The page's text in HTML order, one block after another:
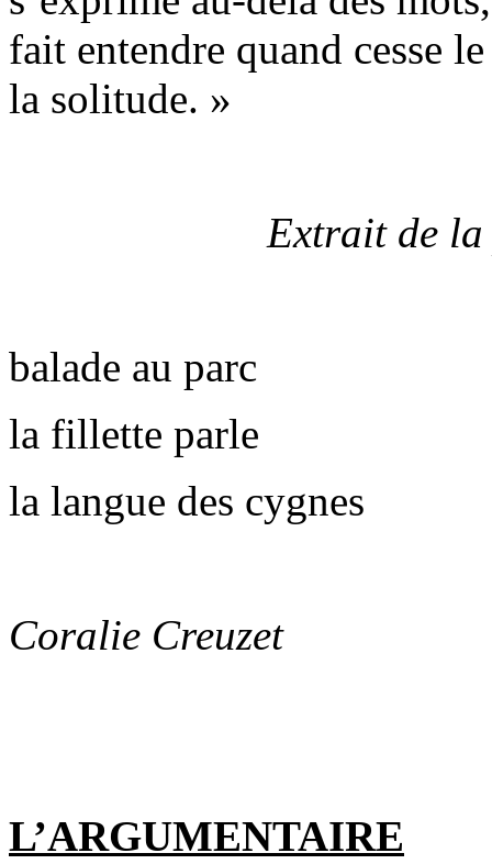
fait entendre quand cesse
la solitude. »
Extrait de la
balade au parc
la fillette parle
la langue des cygnes
Coralie Creuzet
L’ARGUMENTAIRE